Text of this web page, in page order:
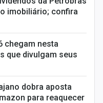
imobiliário; confira
chegam nesta
que divulgam seus
dobra aposta
para reaquecer